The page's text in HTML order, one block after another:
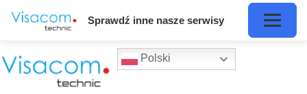
Polski
Sprawdź inne nasze serwisy